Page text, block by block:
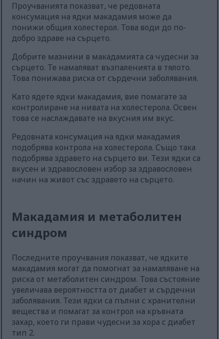
Проучванията показват, че редовната
консумация на ядки макадамия може да
понижи общия холестерол. Това води до по-
добро здраве на сърцето.
Добрите мазнини в макадамията са чудесни за
сърцето. Те намаляват възпаленията в тялото.
Това понижава риска от сърдечни заболявания.
Като ядете ядки макадамия, вие помагате за
контролиране на нивата на холестерола. Освен
това се наслаждавате на вкусния им вкус.
Редовната консумация на ядки макадамия
подобрява контрола на холестерола. Също така
подобрява здравето на сърцето ви. Тези ядки са
вкусен и здравословен избор за здравословен
начин на живот със здравето на сърцето.
Макадамия и метаболитен
синдром
Последните проучвания показват, че ядките
макадамия могат да помогнат за намаляване на
риска от метаболитен синдром. Това състояние
увеличава вероятността от диабет и сърдечни
заболявания. Тези ядки са пълни с хранителни
вещества и помагат за контрол на кръвната
захар, което ги прави чудесни за хора с диабет
тип 2.